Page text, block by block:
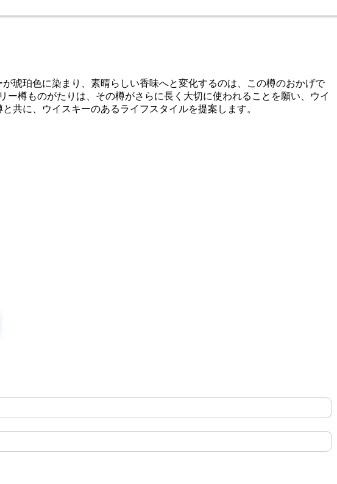
琥珀色に染まり、素晴らしい香味へと変化するのは、この樽のおかげで
樽ものがたりは、その樽がさらに長く大切に使われることを願い、ウイ
共に、ウイスキーのあるライフスタイルを提案します。